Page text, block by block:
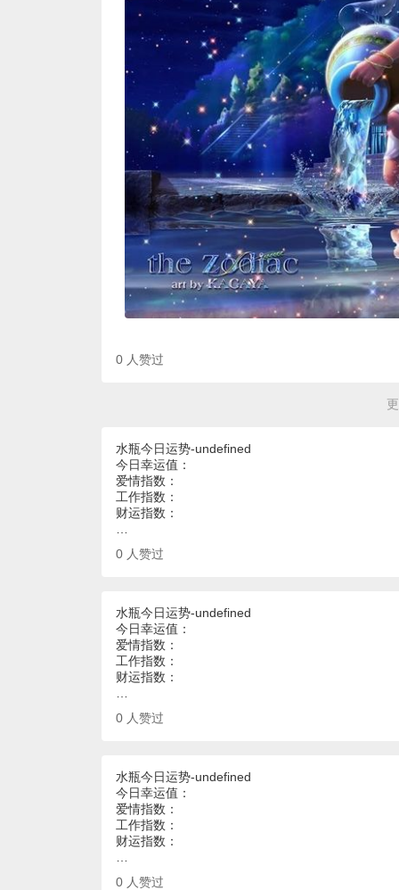
0 人赞过
水瓶今日运势-undefined
今日幸运值：
爱情指数：
工作指数：
财运指数：
0 人赞过
水瓶今日运势-undefined
今日幸运值：
爱情指数：
工作指数：
财运指数：
0 人赞过
水瓶今日运势-undefined
今日幸运值：
爱情指数：
工作指数：
财运指数：
0 人赞过